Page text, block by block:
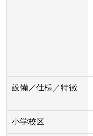
設備／仕様／特徴
小学校区